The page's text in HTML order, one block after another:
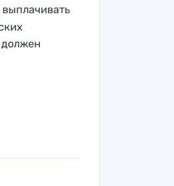
выплачивать
должен